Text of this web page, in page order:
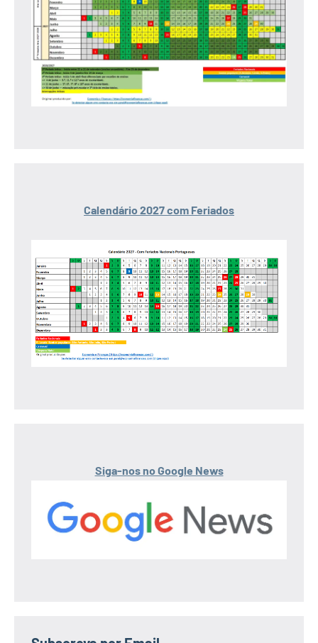
Calendário 2027 com Feriados
Siga-nos no Google News